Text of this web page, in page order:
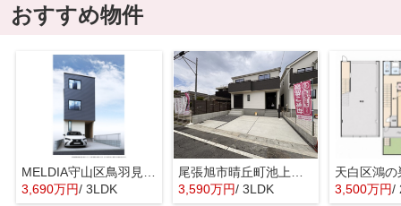
おすすめ物件
MELDIA守山区鳥羽見全１棟【仲介手数料無料 鳥羽見小】
3,690万円/ 3LDK
尾張旭市晴丘町池上全２棟【仲介手数料無料 本地原小 旭中】
3,590万円/ 3LDK
天白区鴻
3,500万円/